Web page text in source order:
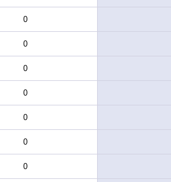
0
0
0
0
0
0
0